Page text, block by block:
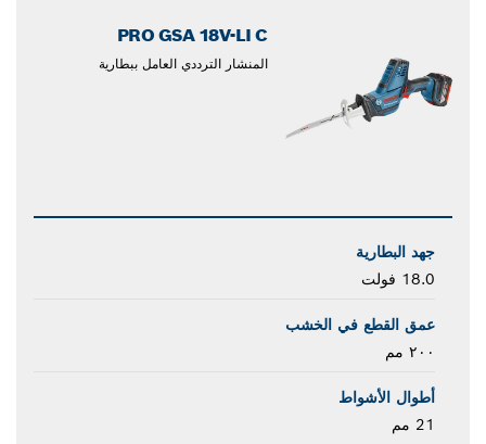
PRO GSA 18V-LI C
المنشار الترددي العامل ببطارية
جهد البطارية
18.0 فولت
عمق القطع في الخشب
٢٠٠ مم
أطوال الأشواط
21 مم